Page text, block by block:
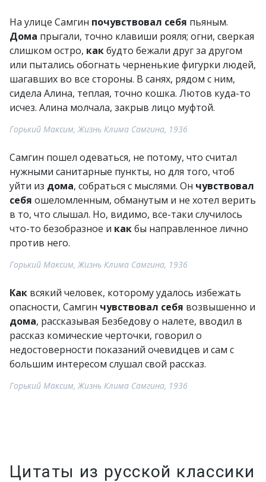
На улице Самгин почувствовал себя пьяным.
Дома прыгали, точно клавиши рояля; огни, сверкая
слишком остро, какбудто бежали друг за другом
или пытались обогнать черненькие фигурки людей,
шагавших во все стороны. В санях, рядом с ним,
сидела Алина, теплая, точно кошка. Лютов куда-то
исчез. Алина молчала, закрыв лицо муфтой.
Горький Максим, Жизнь Клима Самгина, 1936
Самгин пошел одеваться, не потому, что считал
нужными санитарные пункты, но для того, чтоб
уйти из дома, собраться с мыслями. Он чувствовал
себя ошеломленным, обманутым и не хотел верить
в то, что слышал. Но, видимо, все-таки случилось
что-то безобразное и какбы направленное лично
против него.
Горький Максим, Жизнь Клима Самгина, 1936
Как всякий человек, которому удалось избежать
опасности, Самгин чувствовал себя возвышенно и
дома, рассказывая Безбедову о налете, вводил в
рассказ комические черточки, говорил о
недостоверности показаний очевидцев и сам с
большим интересом слушал свой рассказ.
Горький Максим, Жизнь Клима Самгина, 1936
Цитаты из русской классики